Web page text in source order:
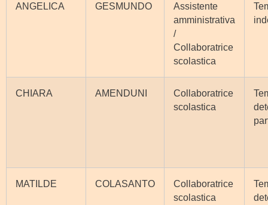
ANGELICA GESMUNDO
Assistente
amministrativa
/
Collaboratrice
scolastica
CHIARA AMENDUNI
Collaboratrice
scolastica
MATILDE COLASANTO
Collaboratrice
scolastica